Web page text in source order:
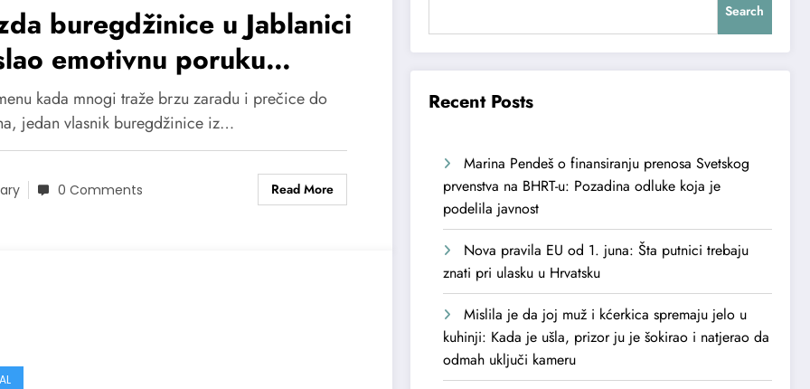
buregdžinice u Jablanici
emotivnu poruku
Pošten komad
nikad nije bilo lako
kada mnogi traže brzu zaradu i prečice do
jedan vlasnik buregdžinice iz…
0 Comments Read More
Search
Recent Posts
Marina Pendeš o finansiranju prenosa Svetskog
prvenstva na BHRT-u: Pozadina odluke koja je
podelila javnost
Nova pravila EU od 1. juna: Šta putnici trebaju
znati pri ulasku u Hrvatsku
Mislila je da joj muž i kćerkica spremaju jelo u
kuhinji: Kada je ušla, prizor ju je šokirao i natjerao da
odmah uključi kameru